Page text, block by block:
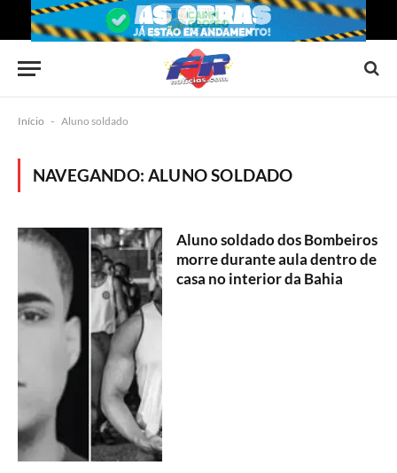
Início - Aluno soldado
NAVEGANDO:ALUNO SOLDADO
Aluno soldado dos Bombeiros
morre durante aula dentro de
casa no interior da Bahia